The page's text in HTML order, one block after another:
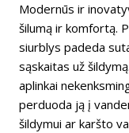
Modernūs ir
šilumą ir komfortą.
siurblys padeda
sąskaitas už
aplinkai
perduoda ją į
šildymui ar karšto